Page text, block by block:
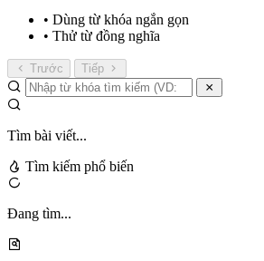
• Dùng từ khóa ngắn gọn
• Thử từ đồng nghĩa
Trước Tiếp
Tìm bài viết...
Tìm kiếm phổ biến
Đang tìm...